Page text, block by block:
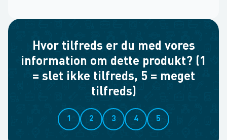
Hvor tilfreds er du med vores
information om dette produkt? (1
= slet ikke tilfreds, 5 = meget
tilfreds)
1 2 3 4 5